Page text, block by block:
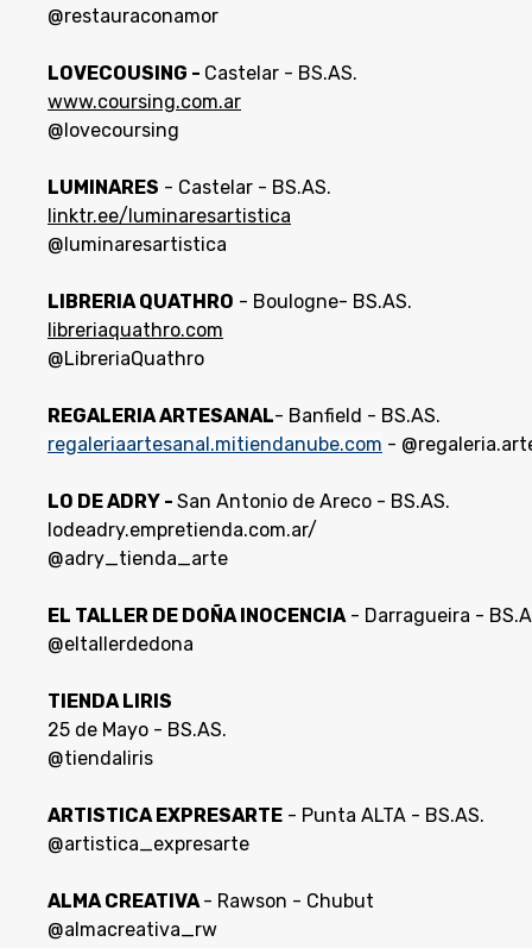
@restauraconamor
LOVECOUSING - Castelar - BS.AS.
www.coursing.com.ar
@lovecoursing
LUMINARES - Castelar - BS.AS.
linktr.ee/luminaresartistica
@luminaresartistica
LIBRERIA QUATHRO - Boulogne- BS.AS.
libreriaquathro.com
@LibreriaQuathro
REGALERIA ARTESANAL- Banfield - BS.AS.
regaleriaartesanal.mitiendanube.com -
LO DE ADRY - San Antonio de Areco - BS.AS.
lodeadry.empretienda.com.ar/
@adry_tienda_arte
EL TALLER DE DOÑA INOCENCIA- Darragueira -
@eltallerdedona
TIENDA LIRIS
25 de Mayo - BS.AS.
@tiendaliris
ARTISTICA EXPRESARTE - Punta ALTA - BS.AS.
@artistica_expresarte
ALMA CREATIVA- Rawson - Chubut
@almacreativa_rw